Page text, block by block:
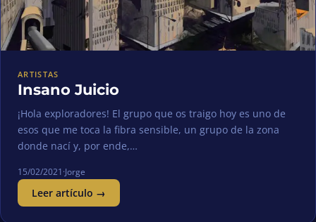
ARTISTAS
Insano Juicio
¡Hola exploradores! El grupo que os traigo hoy es uno de
esos que me toca la fibra sensible, un grupo de la zona
donde nací y, por ende,…
15/02/2021·Jorge
Leer artículo →